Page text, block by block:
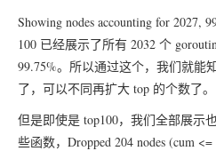
Showing nodes accounting for 2027,
100 已经展示了所有 2032 个
99.75%。所以通过这个，我们就能
了，可以不同再扩大 top 的个数了。
但是即使是 top100，我们全部展示
些函数， Dropped 204 nodes (cum <=